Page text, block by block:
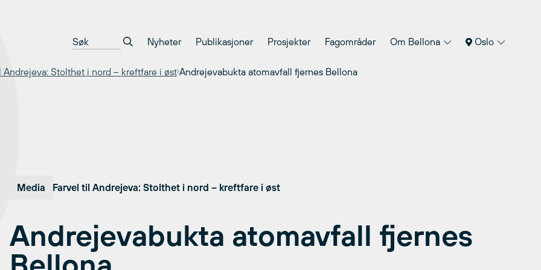
Nyheter Publikasjoner Prosjekter Fagområder Om Bellona Oslo
Andrejeva: Stolthet i nord – kreftfare i øst Andrejevabukta atomavfall fjernes Bellona
Media Farvel til Andrejeva: Stolthet i nord – kreftfare i øst
Andrejevabukta atomavfall fjernes